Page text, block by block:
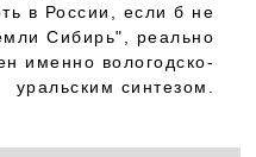
в России, если б не
Сибирь", реально
именно вологодско-
уральским синтезом.